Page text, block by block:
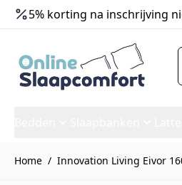
5% korting na inschrijving
Home / Innovation Living Eivor